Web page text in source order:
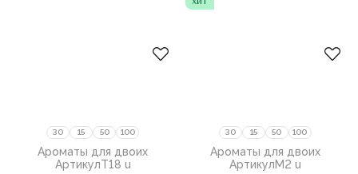
30 15 50 100
Ароматы для двоих
АртикулT18 u
30 15 50 100
Ароматы для двоих
АртикулM2 u